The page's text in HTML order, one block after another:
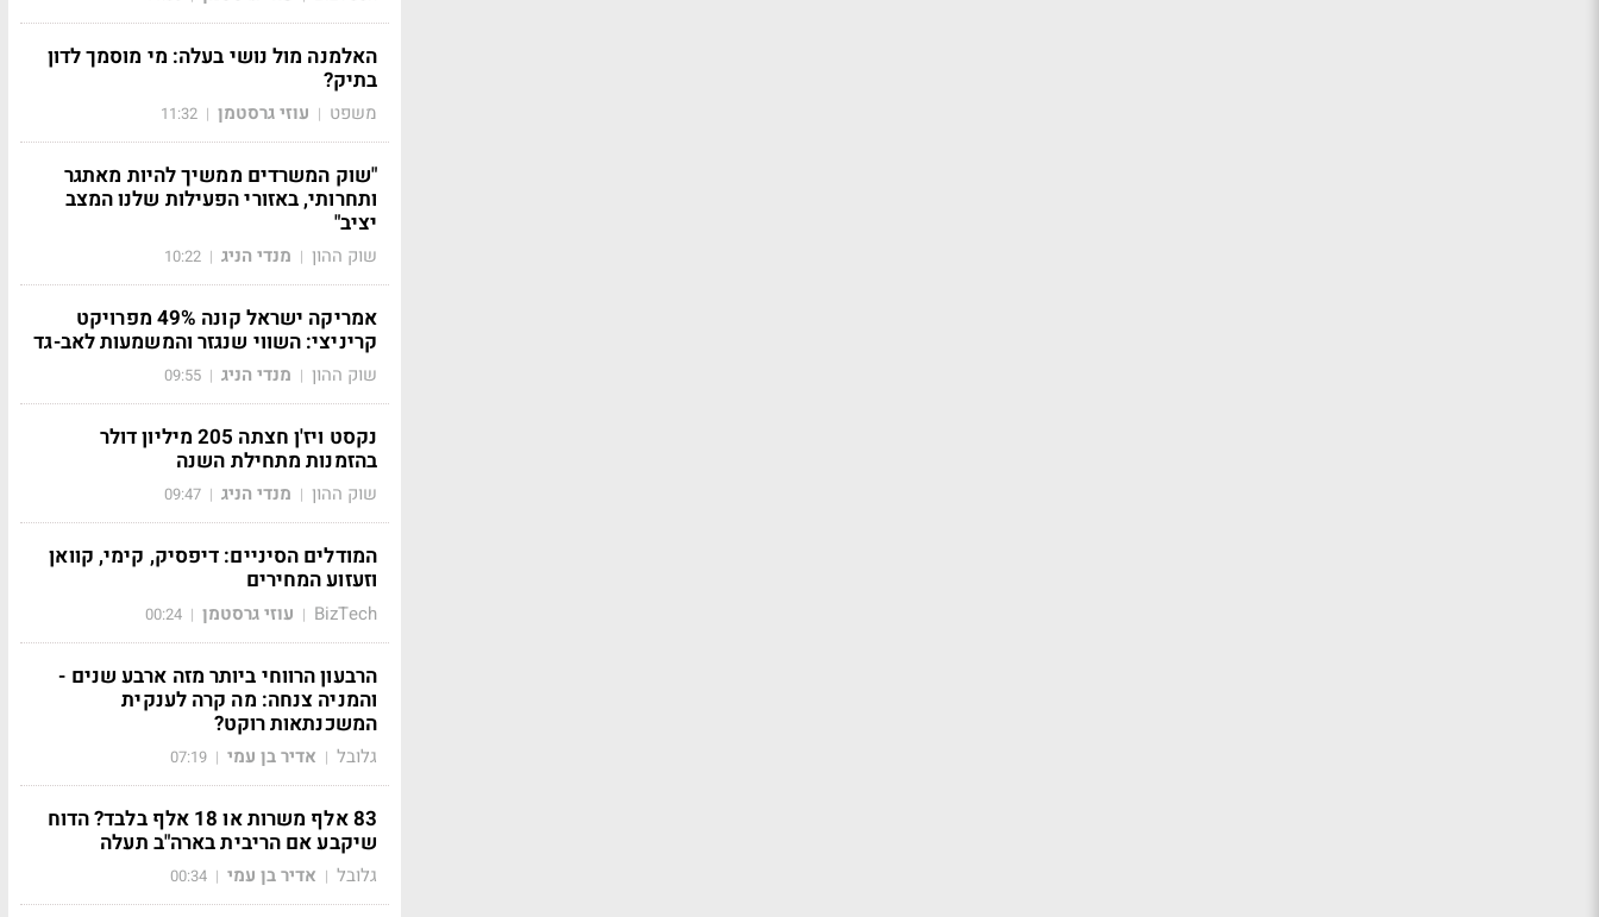
האלמנה מול נושי בעלה: מי מוסמך לדון
בתיק?
משפט | עוזי גרסטמן |
11:32
"שוק המשרדים ממשיך להיות מאתגר
ותחרותי, באזורי הפעילות שלנו המצב
יציב"
שוק ההון | מנדי הניג |
10:22
אמריקה ישראל קונה 49% מפרויקט
קריניצי: השווי שנגזר והמשמעות לאב-גד
שוק ההון | מנדי הניג |
09:55
נקסט ויז'ן חצתה 205 מיליון דולר
בהזמנות מתחילת השנה
שוק ההון | מנדי הניג |
09:47
המודלים הסיניים: דיפסיק, קימי, קוואן
וזעזוע המחירים
BizTech
| עוזי גרסטמן |
00:24
הרבעון הרווחי ביותר מזה ארבע שנים -
והמניה צנחה: מה קרה לענקית
המשכנתאות רוקט?
גלובל | אדיר בן עמי |
07:19
83 אלף משרות או 18 אלף בלבד? הדוח
שיקבע אם הריבית בארה"ב תעלה
גלובל | אדיר בן עמי |
00:34